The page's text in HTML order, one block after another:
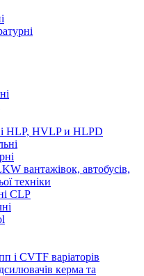
HLP, HVLP и HLPD
вантажівок, автобусів,
техніки
CLP
і CVTF варіаторів
керма та